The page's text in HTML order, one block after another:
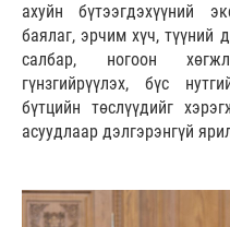
ахуйн бүтээгдэхүүний
баялаг, эрчим хүч, түүний
салбар, ногоон
гүнзгийрүүлэх, бүс
бүтцийн төслүүдийг
асуудлаар дэлгэрэнгүй